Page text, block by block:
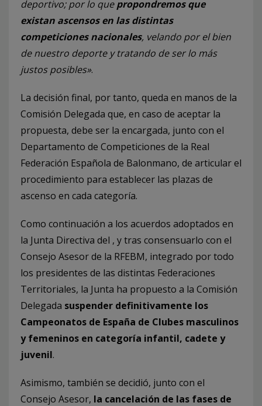
deportivo; por lo quepropondremos que
existan ascensos en las distintas
competiciones nacionales, velando por el bien
de nuestro deporte y tratando de ser lo más
justos posibles».
La decisión final, por tanto, queda en manos de la
Comisión Delegada que, en caso de aceptar la
propuesta, debe ser la encargada, junto con el
Departamento de Competiciones de la Real
Federación Española de Balonmano, de articular el
procedimiento para establecer las plazas de
ascenso en cada categoría.
Como continuación a los acuerdos adoptados en
la Junta Directiva del , y tras consensuarlo con el
Consejo Asesor de la RFEBM, integrado por todo
los presidentes de las distintas Federaciones
Territoriales, la Junta ha propuesto a la Comisión
Delegada suspender definitivamente los
Campeonatos de España de Clubes masculinos
y femeninos en categoría infantil, cadete y
juvenil.
Asimismo, también se decidió, junto con el
Consejo Asesor, la cancelación de las fases de